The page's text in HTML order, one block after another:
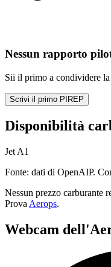
Nessun rapporto
Sii il primo a condividere
Scrivi il primo PIREP
Disponibilità
Jet A1
Fonte: dati di OpenAIP.
Nessun prezzo carburante
Prova Aerops.
Webcam